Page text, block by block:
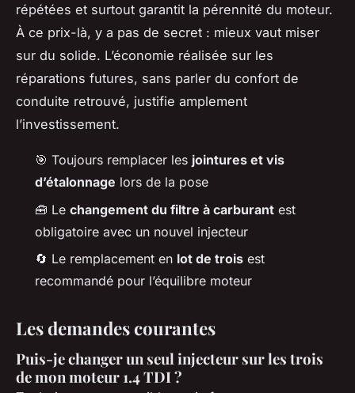
répétées et surtout garantit la pérennité du moteur.
À ce prix-là, y a pas de secret : mieux vaut miser
sur du solide. L’économie réalisée sur les
réparations futures, sans parler du confort de
conduite retrouvé, justifie amplement
l’investissement.
🎯 Toujours remplacer les jointures et vis
d’étalonnage lors de la pose
🧰 Le changement du filtre à carburant est
obligatoire avec un nouvel injecteur
🔄 Le remplacement en lot de trois est
recommandé pour l’équilibre moteur
Les demandes courantes
Puis-je changer un seul injecteur sur les trois
de mon moteur 1.4 TDI ?